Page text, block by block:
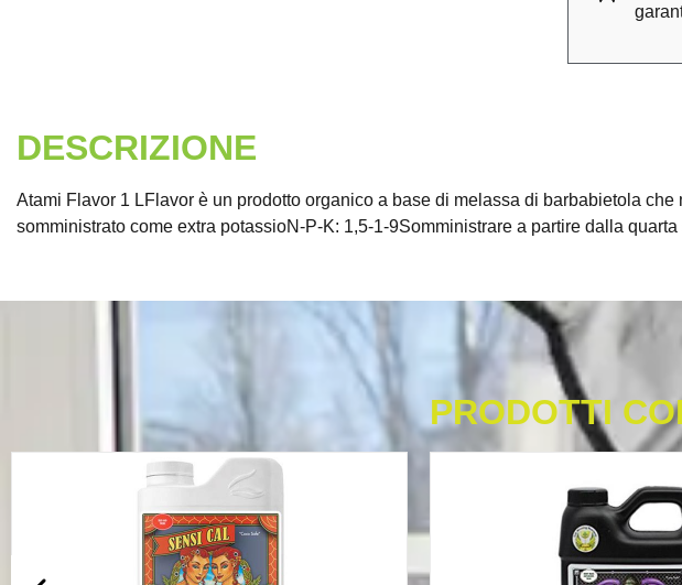
DESCRIZIONE
Atami Flavor 1 LFlavor è un prodotto organico a base di melassa di barbabietola
somministrato come extra potassioN-P-K: 1,5-1-9Somministrare a partire dalla
PRODOTTI